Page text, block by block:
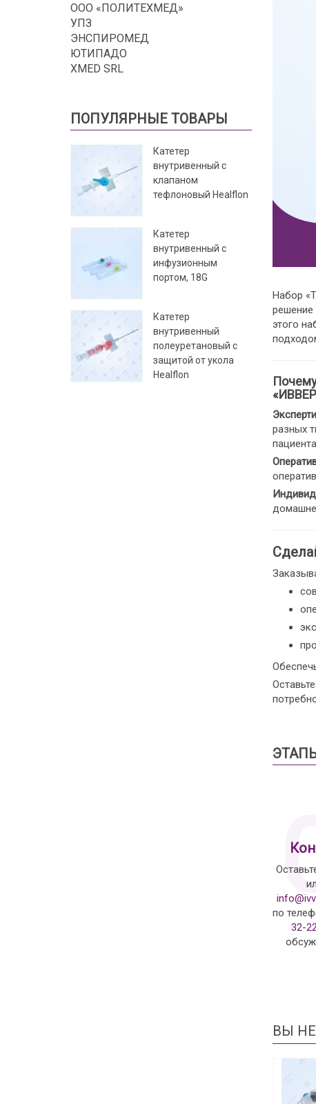
Набор
решение
этого
разных
пациента
по
32-
ВЫ
ООО «ПОЛИТЕХМЕД»
УПЗ
ЭНСПИРОМЕД
ЮТИПАДО
XMED SRL
ПОПУЛЯРНЫЕ ТОВАРЫ
Катетер
внутривенный с
клапаном
тефлоновый Healflon
Катетер
внутривенный с
инфузионным
портом, 18G
Катетер
внутривенный
полеуретановый с
защитой от укола
Healflon